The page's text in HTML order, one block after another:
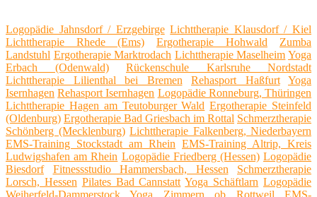
Logopädie Jahnsdorf / Erzgebirge Lichttherapie Klausdorf / Kiel
Lichttherapie Rhede (Ems)
Ergotherapie Hohwald
Zumba
Landstuhl Ergotherapie Marktrodach Lichttherapie Maselheim Yoga
Erbach (Odenwald)
Rückenschule Karlsruhe Nordstadt
Lichttherapie Lilienthal bei Bremen
Rehasport Haßfurt
Yoga
Isernhagen Rehasport Isernhagen Logopädie Ronneburg, Thüringen
Lichttherapie Hagen am Teutoburger Wald Ergotherapie Steinfeld
(Oldenburg) Ergotherapie Bad Griesbach im Rottal Schmerztherapie
Schönberg (Mecklenburg) Lichttherapie Falkenberg, Niederbayern
EMS-Training Stockstadt am Rhein EMS-Training Altrip, Kreis
Ludwigshafen am Rhein Logopädie Friedberg (Hessen) Logopädie
Biesdorf
Fitnessstudio Hammersbach, Hessen
Schmerztherapie
Lorsch, Hessen Pilates Bad Cannstatt Yoga Schäftlarn Logopädie